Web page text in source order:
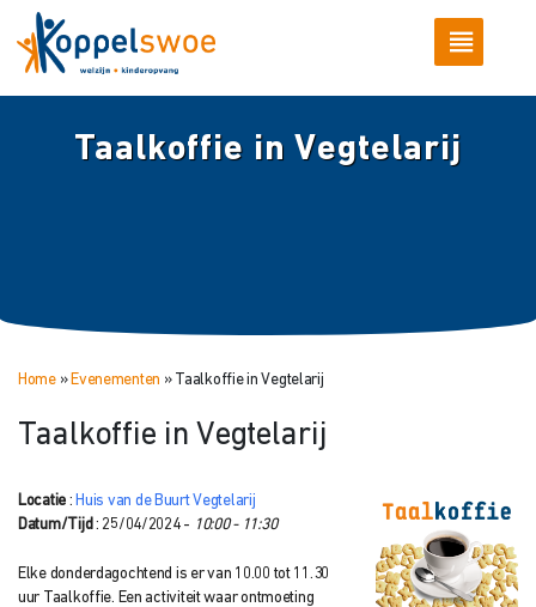
Taalkoffie in Vegtelarij
Home» Evenementen » Taalkoffie in Vegtelarij
Taalkoffie in Vegtelarij
Locatie : Huis van de Buurt Vegtelarij
Datum/Tijd : 25/04/2024 - 10:00 - 11:30
Elke donderdagochtend is er van 10.00 tot 11.30
uur Taalkoffie. Een activiteit waar ontmoeting